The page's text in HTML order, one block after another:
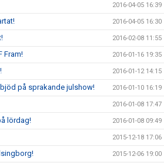
2016-04-05 16:39
2016-04-05 16:30
2016-02-08 11:55
Fram! 2016-01-16 19:35
2016-01-12 14:15
på sprakande julshow! 2016-01-10 16:19
2016-01-08 17:47
lördag! 2016-01-08 09:49
2015-12-18 17:06
2015-12-06 19:00